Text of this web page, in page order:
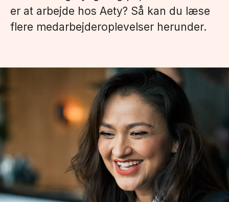
er at arbejde hos Aety? Så kan du læse
flere medarbejderoplevelser herunder.